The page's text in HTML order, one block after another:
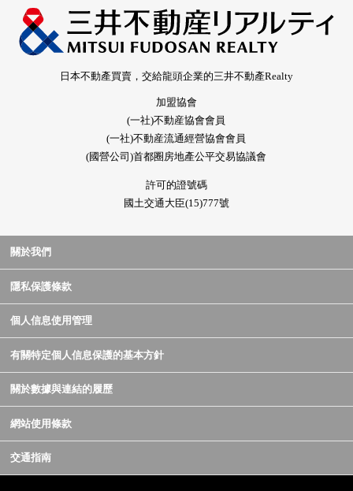
日本不動產買賣，交給龍頭企業的三井不動產Realty
加盟協會
(一社)不動産協會會員
(一社)不動産流通經營協會會員
(國營公司)首都圈房地產公平交易協議會
許可的證號碼
國土交通大臣(15)777號
關於我們
隱私保護條款
個人信息使用管理
有關特定個人信息保護的基本方針
關於數據與連結的履歷
網站使用條款
交通指南